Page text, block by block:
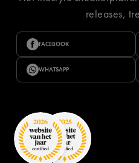
releases,
FACEBOOK
WHATSAPP